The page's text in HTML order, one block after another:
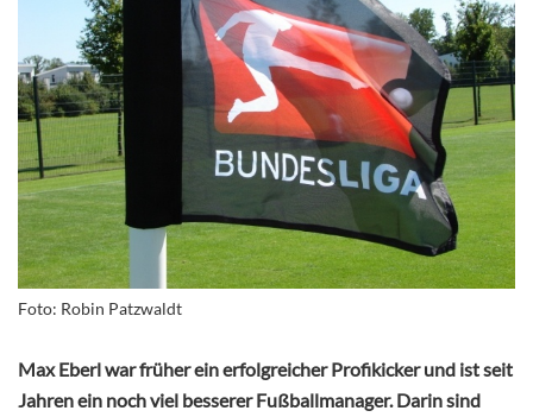
Foto: Robin Patzwaldt
Max Eberl war früher ein erfolgreicher Profikicker und ist seit
Jahren ein noch viel besserer Fußballmanager. Darin sind